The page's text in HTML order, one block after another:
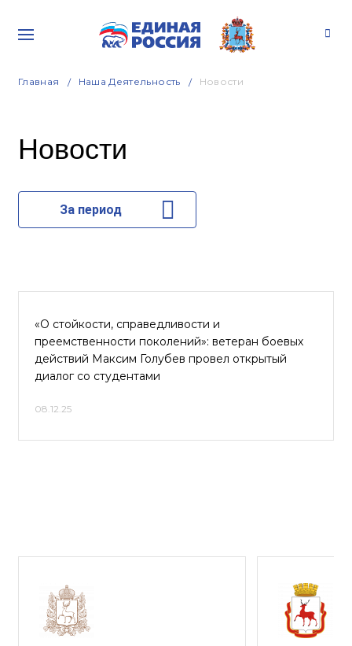
Главная Наша Деятельность Новости
Новости
За период
«О стойкости, справедливости и
преемственности поколений»: ветеран боевых
действий Максим Голубев провел открытый
диалог со студентами
08.12.25